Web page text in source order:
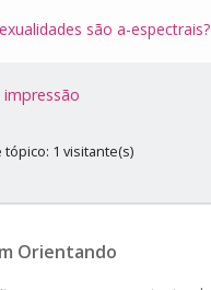
são a-
1 visitante(s)
Orientando